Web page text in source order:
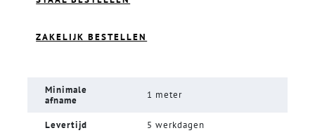
ZAKELIJK BESTELLEN
Minimale
afname
1 meter
Levertijd 5 werkdagen